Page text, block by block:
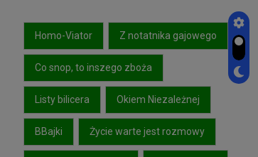
Homo-Viator Z notatnika gajowego
Co snop, to inszego zboża
Listy bilicera Okiem Niezależnej
BBajki Życie warte jest rozmowy